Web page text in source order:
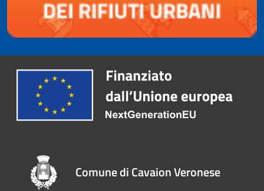
Comune di Cavaion Veronese